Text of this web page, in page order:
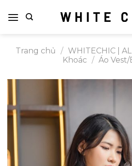
qua
Trang chủ
/ WHITECHIC |
Khoác / Áo